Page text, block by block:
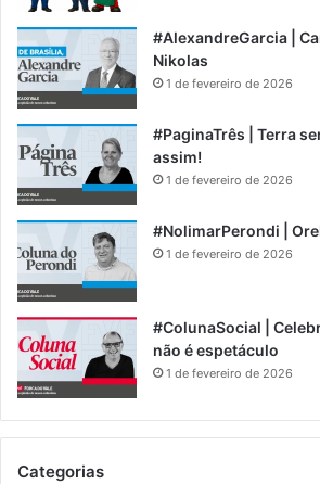
#AlexandreGarcia |
Nikolas
1 de fevereiro de 2026
#PaginaTrês | Terra
assim!
1 de fevereiro de 2026
#NolimarPerondi |
1 de fevereiro de 2026
#ColunaSocial |
não é espetáculo
1 de fevereiro de 2026
Categorias